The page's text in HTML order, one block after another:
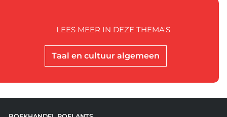
Taal en cultuur algemeen
LEES MEER IN DEZE THEMA'S